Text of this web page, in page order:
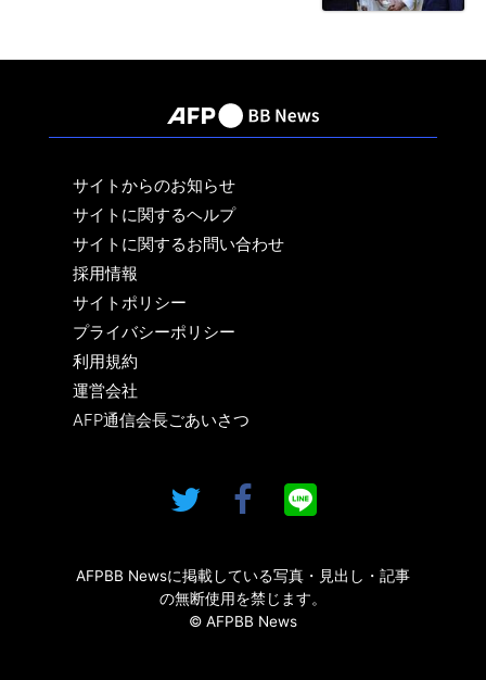
サイトからのお知らせ
サイトに関するヘルプ
サイトに関するお問い合わせ
採用情報
サイトポリシー
プライバシーポリシー
利用規約
運営会社
AFP通信会長ごあいさつ
AFPBB Newsに掲載している写真・見出し・記事
の無断使用を禁じます。
© AFPBB News